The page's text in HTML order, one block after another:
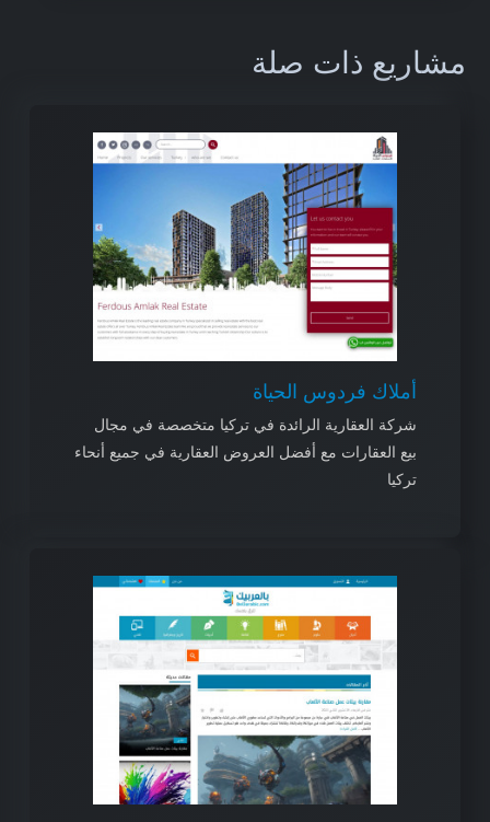
مشاريع ذات صلة
أملاك فردوس الحياة
شركة العقارية الرائدة في تركيا متخصصة في مجال
بيع العقارات مع أفضل العروض العقارية في جميع أنحاء
تركيا